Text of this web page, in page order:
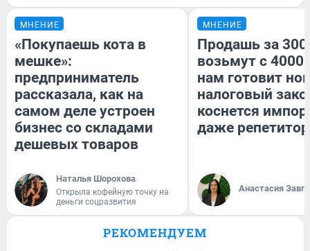
МНЕНИЕ
«Покупаешь кота в
мешке»:
предприниматель
рассказала, как на
самом деле устроен
бизнес со складами
дешевых товаров
Наталья Шорохова
Открыла кофейную точку на
деньги соцразвития
МНЕНИЕ
Продашь за
возьмут с
нам готовит
налоговый
коснется
даже
Анастасия
РЕКОМЕНДУЕМ